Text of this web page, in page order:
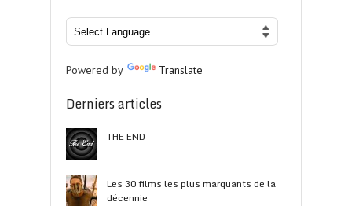
Powered by Translate
Derniers articles
THE END
Les 30 films les plus marquants de la
décennie